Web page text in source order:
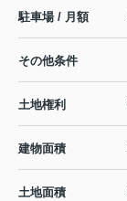
駐車場 / 月額
その他条件
土地権利
建物面積
土地面積